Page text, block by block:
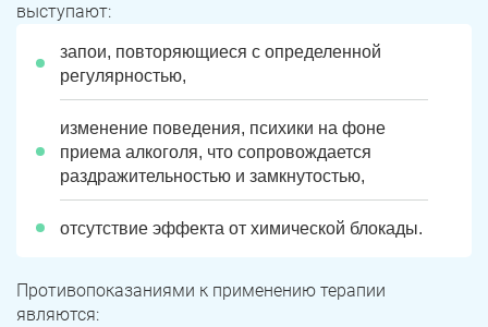
выступают:
запои, повторяющиеся с определенной
регулярностью,
изменение поведения, психики на фоне
приема алкоголя, что сопровождается
раздражительностью и замкнутостью,
отсутствие эффекта от химической блокады.
Противопоказаниями к применению терапии
являются: